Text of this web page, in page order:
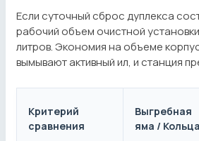
Если суточный сброс дуплекса
рабочий объем очистной
литров. Экономия на объеме
вымывают активный ил, и станция
Критерий
сравнения
Выгребная
яма / Кольца